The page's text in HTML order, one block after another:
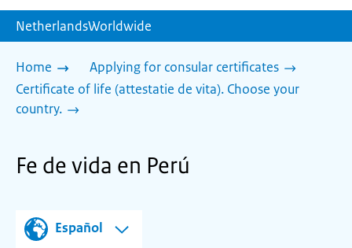
NetherlandsWorldwide
Home
Applying for consular certificates
Certificate of life (attestatie de vita). Choose your
country.
Fe de vida en Perú
Español